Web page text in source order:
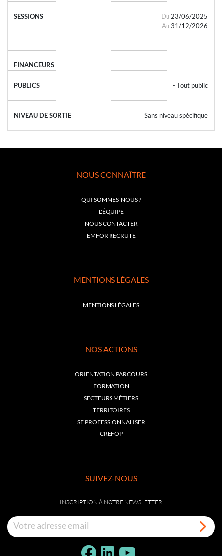
Du 23/06/2025
Au 31/12/2026
- Tout public
Sans niveau spécifique
NOUS CONNAÎTRE
QUI SOMMES-NOUS ?
L'ÉQUIPE
NOUS CONTACTER
EMFOR RECRUTE
MENTIONS LÉGALES
MENTIONS LÉGALES
NOS ACTIONS
ORIENTATION PARCOURS
FORMATION
SECTEURS MÉTIERS
TERRITOIRES
SE PROFESSIONNALISER
CREFOP
SUIVEZ-NOUS
INSCRIPTION À NOTRE NEWSLETTER